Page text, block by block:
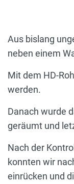
Aus bislang
neben einem
Mit dem HD-
werden.
Danach wurde
geräumt und
Nach der
konnten wir
einrücken und